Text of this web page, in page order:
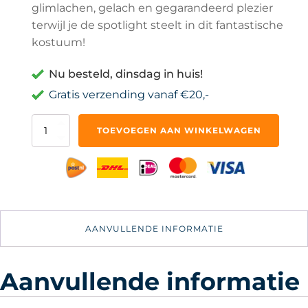
glimlachen, gelach en gegarandeerd plezier
terwijl je de spotlight steelt in dit fantastische
kostuum!
Nu besteld, dinsdag in huis!
Gratis verzending vanaf €20,-
Verkleedkleren
Kinderen
TOEVOEGEN AAN WINKELWAGEN
AANVULLENDE INFORMATIE
Aanvullende informatie